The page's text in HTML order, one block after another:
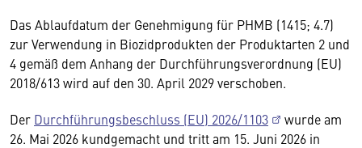
Das Ablaufdatum der Genehmigung für PHMB (1415; 4.7)
zur Verwendung in Biozidprodukten der Produktarten 2 und
4 gemäß dem Anhang der Durchführungsverordnung (EU)
2018/613 wird auf den 30. April 2029 verschoben.
Der Durchführungsbeschluss (EU) 2026/1103
wurde am
26. Mai 2026 kundgemacht und tritt am 15. Juni 2026 in